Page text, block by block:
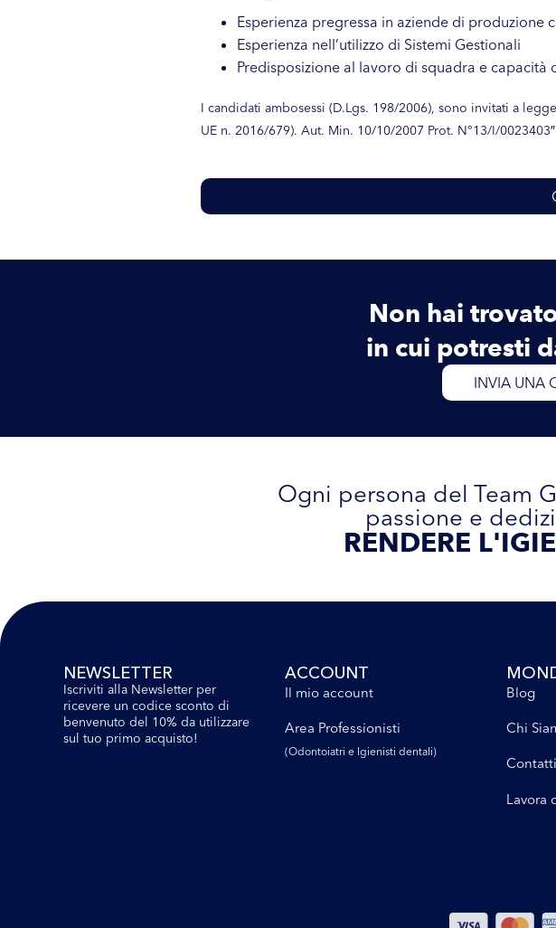
Esperienza pregressa in aziende di
Esperienza nell’utilizzo di Sistemi Gestionali
Predisposizione al lavoro di squadra e capacità
I candidati ambosessi (D.Lgs. 198/2006), sono invitati a
UE n. 2016/679). Aut. Min. 10/10/2007 Prot. N°13/I/0023403″
Non hai
in cui potresti
INVIA UNA
Ogni persona del Team
passione e
RENDERE
NEWSLETTER
Iscriviti alla Newsletter per
ricevere un codice sconto di
benvenuto del 10% da utilizzare
sul tuo primo acquisto!
ACCOUNT
Il mio account
Area Professionisti
(Odontoiatri e lgienisti dentali)
Blog
Chi
Contatti
Lavora